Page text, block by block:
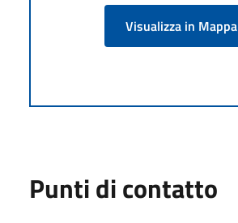
Visualizza in Mappa
Punti di contatto